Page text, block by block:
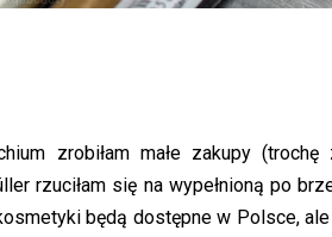
zrobiłam małe zakupy
rzuciłam się na wypełnioną po
będą dostępne w Polsce,